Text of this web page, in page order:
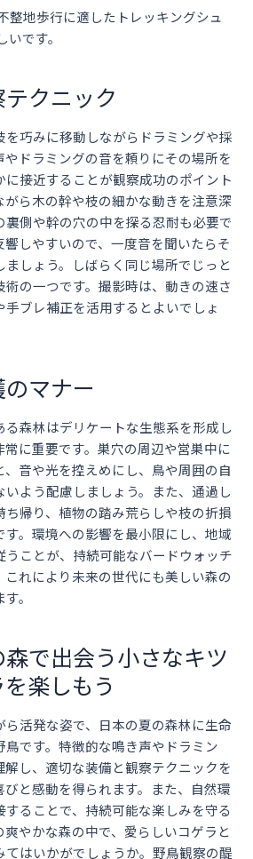
整地歩行に適したトレッキングシュ
です。
クニック
を巧みに移動しながらドラミングや採
ドラミングの音を頼りにその場所を
接近することが観察成功のポイント
ら木の幹や枝の細かな動きを注意深
裏側や幹の穴の中を探る忍耐も必要で
しやすいので、一度音を聞いたらそ
しょう。しばらく同じ場所でじっと
の一つです。撮影時は、動きの速さ
手ブレ補正を活用するとよいでしょ
マナー
る森林はデリケートな生態系を形成し
に重要です。巣穴の周辺や営巣中に
、音や光を控えめにし、鳥や周囲の自
よう配慮しましょう。また、通過し
帰り、植物の踏み荒らしや枝の折損
す。環境への影響を最小限にし、地域
うことが、持続可能なバードウォッチ
これにより未来の世代にも美しい森の
。
で出会う小さなキツ
楽しもう
ら活発な姿で、日本の夏の森林に生命
です。特徴的な鳴き声やドラミン
し、適切な装備と観察テクニックを
と感動を得られます。また、自然環
ることで、持続可能な楽しみを守る
やかな森の中で、愛らしいコゲラと
てはいかがでしょうか。野鳥観察の醍